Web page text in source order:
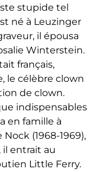
stupide tel
né à Leuzinger
il épousa
Winterstein.
français,
le célèbre clown
de clown.
indispensables
en famille à
Nock (1968-1969),
il entrait au
Little Ferry.